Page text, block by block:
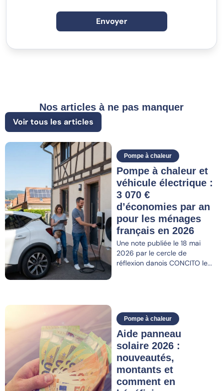
Envoyer
Nos articles à ne pas manquer
Voir tous les articles
Pompe à chaleur
Pompe à chaleur et
véhicule électrique :
3 070 €
d’économies par an
pour les ménages
français en 2026
Une note publiée le 18 mai
2026 par le cercle de
réflexion danois CONCITO le...
Pompe à chaleur
Aide panneau
solaire 2026 :
nouveautés,
montants et
comment en